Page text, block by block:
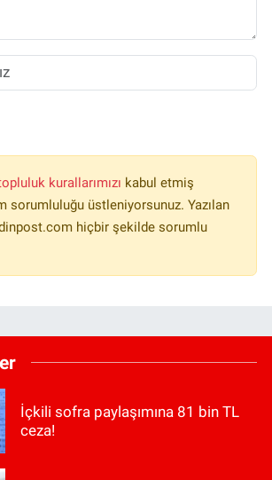
kurallarımızı kabul etmiş
sorumluluğu üstleniyorsunuz. Yazılan
hiçbir şekilde sorumlu
İçkili sofra paylaşımına 81 bin TL
ceza!